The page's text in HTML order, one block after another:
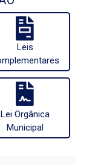
Leis
Lei Orgânica
Municipal